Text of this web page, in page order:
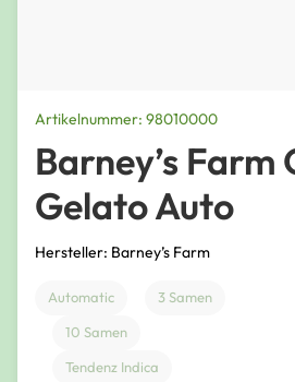
Artikelnummer: 98010000
Barney’s Farm
Gelato Auto
Hersteller: Barney’s Farm
Automatic
3 Samen
10 Samen
Tendenz Indica